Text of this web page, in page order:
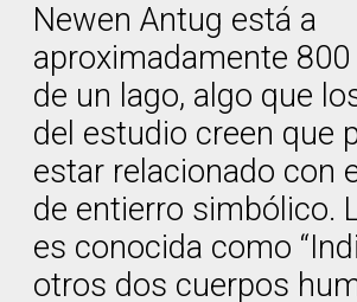
Newen Antug está a
aproximadamente
de un lago, algo que
del estudio creen que
estar relacionado con
de entierro simbólico.
es conocida como
otros dos cuerpos